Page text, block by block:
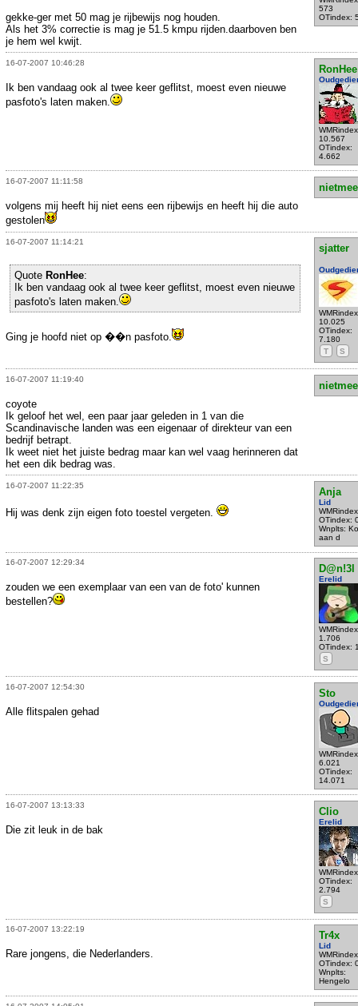
573
OTindex:
gekke-ger met 50 mag je rijbewijs nog houden.
Als het 3% correctie is mag je 51.5 kmpu rijden.daarboven ben
je hem wel kwijt.
16-07-2007 10:46:28
RonHee
10.567
OTindex:
4.662
Ik ben vandaag ook al twee keer geflitst, moest even nieuwe
pasfoto's laten maken.
16-07-2007 11:11:58
volgens mij heeft hij niet eens een rijbewijs en heeft hij die auto
gestolen
16-07-2007 11:14:21
sjatter
10.025
OTindex:
7.180
T
S
Quote RonHee:
Ik ben vandaag ook al twee keer geflitst, moest even nieuwe
pasfoto's laten maken.
Ging je hoofd niet op ��n pasfoto.
16-07-2007 11:19:40
coyote
Ik geloof het wel, een paar jaar geleden in 1 van die
Scandinavische landen was een eigenaar of direkteur van een
bedrijf betrapt.
Ik weet niet het juiste bedrag maar kan wel vaag herinneren dat
het een dik bedrag was.
16-07-2007 11:22:35
Anja
Lid
OTindex:
Wnplts:
aan d
Hij was denk zijn eigen foto toestel vergeten.
16-07-2007 12:29:34
D@n!3l
Erelid
1.706
OTindex:
S
zouden we een exemplaar van een van de foto' kunnen
bestellen?
16-07-2007 12:54:30
Sto
6.021
OTindex:
14.071
Alle flitspalen gehad
16-07-2007 13:13:33
Clio
Erelid
OTindex:
2.794
S
Die zit leuk in de bak
16-07-2007 13:22:19
Tr4x
Lid
OTindex:
Wnplts:
Hengelo
Rare jongens, die Nederlanders.